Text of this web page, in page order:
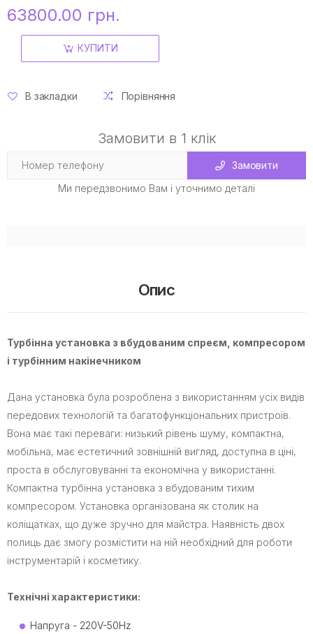
63800.00 грн.
КУПИТИ
В закладки Порівняння
Замовити в 1 клік
Замовити
Ми передзвонимо Вам і уточнимо деталі
Опис
Турбінна установка з вбудованим спреєм, компресором
і турбінним накінечником
Дана установка була розроблена з використанням усіх видів
передових технологій та багатофункціональних пристроїв.
Вона має такі переваги: ​​низький рівень шуму, компактна,
мобільна, має естетичний зовнішній вигляд, доступна в ціні,
проста в обслуговуванні та економічна у використанні.
Компактна турбінна установка з вбудованим тихим
компресором. Установка організована як столик на
коліщатках, що дуже зручно для майстра. Наявність двох
полиць дає змогу розмістити на ній необхідний для роботи
інструментарій і косметику.
Технічні характеристики:
Напруга - 220V-50Hz